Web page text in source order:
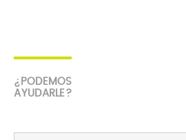
¿PODEMOS
AYUDARLE?